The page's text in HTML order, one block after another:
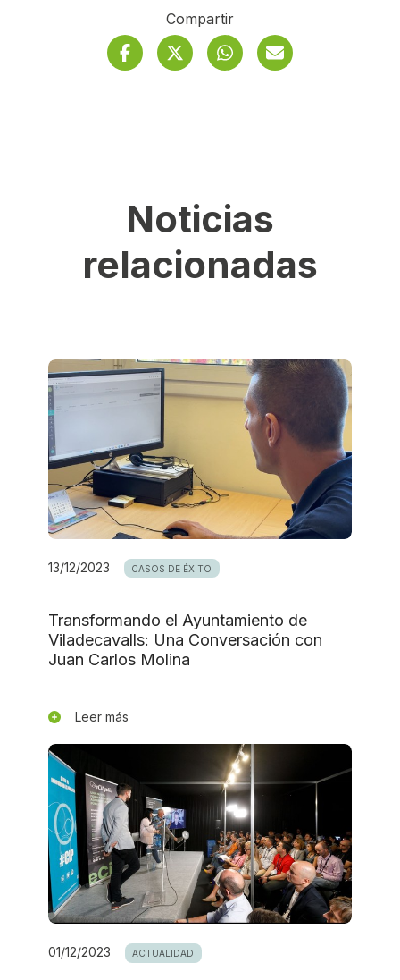
Compartir
FacebookSe abre en ventana
TwitterSe abre en
WhatsappCorreo
Noticias
relacionadas
13/12/2023 CASOS DE ÉXITO
Transformando el Ayuntamiento de
Viladecavalls: Una Conversación con
Juan Carlos Molina
Leer más
01/12/2023 ACTUALIDAD